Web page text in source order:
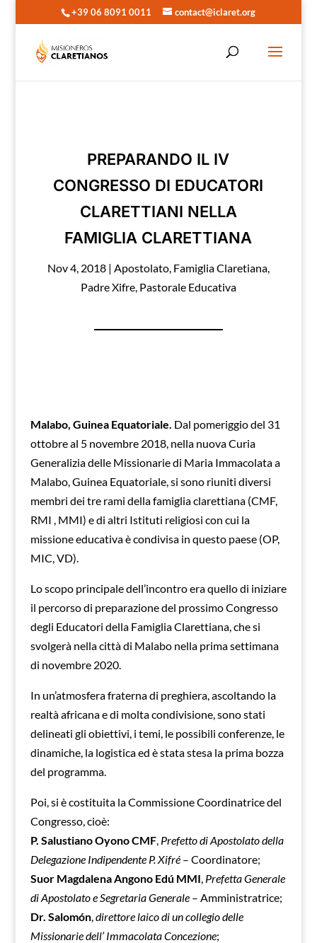
+39 06 8091 0011 contact@iclaret.org
PREPARANDO IL IV
CONGRESSO DI EDUCATORI
CLARETTIANI NELLA
FAMIGLIA CLARETTIANA
Nov 4, 2018| Apostolato, Famiglia Claretiana,
Padre Xifre, Pastorale Educativa
Malabo, Guinea Equatoriale. Dal pomeriggio del 31
ottobre al 5 novembre 2018, nella nuova Curia
Generalizia delle Missionarie di Maria Immacolata a
Malabo, Guinea Equatoriale, si sono riuniti diversi
membri dei tre rami della famiglia clarettiana (CMF,
RMI , MMI) e di altri Istituti religiosi con cui la
missione educativa è condivisa in questo paese (OP,
MIC, VD).
Lo scopo principale dell’incontro era quello di iniziare
il percorso di preparazione del prossimo Congresso
degli Educatori della Famiglia Clarettiana, che si
svolgerà nella città di Malabo nella prima settimana
di novembre 2020.
In un’atmosfera fraterna di preghiera, ascoltando la
realtà africana e di molta condivisione, sono stati
delineati gli obiettivi, i temi, le possibili conferenze, le
dinamiche, la logistica ed è stata stesa la prima bozza
del programma.
Poi, si è costituita la Commissione Coordinatrice del
Congresso, cioè:
P. Salustiano Oyono CMF, Prefetto di Apostolato della
Delegazione Indipendente P. Xifré– Coordinatore;
Suor Magdalena Angono Edú MMI, Prefetta Generale
di Apostolato e Segretaria Generale– Amministratrice;
Dr. Salomón,direttore laico di un collegio delle
Missionarie dell’ Immacolata Concezione;